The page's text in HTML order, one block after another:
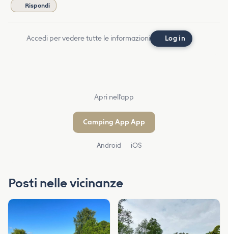
Rispondi
Accedi per vedere tutte le informazioni Log in
Apri nell'app
Camping App App
Android iOS
Posti nelle vicinanze